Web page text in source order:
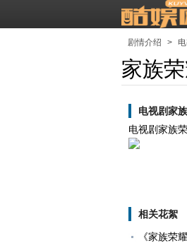
剧情介绍 >
家族
电视剧家
电视剧家族
相关花絮
《家族荣